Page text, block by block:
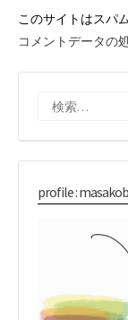
このサイトはスパ
コメントデータの
profile :